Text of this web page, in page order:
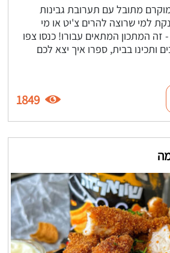
מתובל עם תערובת גבינות
למי שרוצה להרים צ'יט או מי
זה המתכון המתאים עבורו! כנסו צפו
ותכינו בבית, ספרו איך יצא לכם
1849